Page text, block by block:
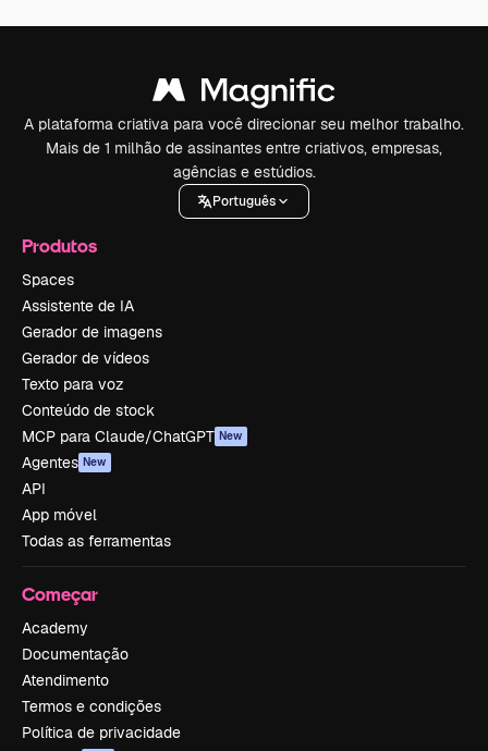
A plataforma criativa para você direcionar seu melhor trabalho.
Mais de 1 milhão de assinantes entre criativos, empresas,
agências e estúdios.
Português
Produtos
Spaces
Assistente de IA
Gerador de imagens
Gerador de vídeos
Texto para voz
Conteúdo de stock
MCP para Claude/ChatGPT New
Agentes New
API
App móvel
Todas as ferramentas
Começar
Academy
Documentação
Atendimento
Termos e condições
Política de privacidade